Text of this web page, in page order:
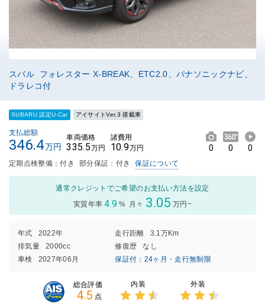
スバル フォレスター X-BREAK、ETC2.0、パナソニックナビ、
ドラレコ付
SUBARU 認定U-Car アイサイトVer.3 搭載車
支払総額
346.4万円
車両価格
335.5万円
諸費用
10.9万円 0 0 0
定期点検整備：付き 部分保証：付き 保証について
通常クレジットでご希望のお支払い方法を設定
実質年率 4.9 % 月々 3.05 万円~
年式 2022年 走行距離
3.1万Km
排気量
2000cc 修復歴
なし
車検
2027年06月 保証付：24ヶ月・走行無制限
総合評価
4.5 点
内装 外装